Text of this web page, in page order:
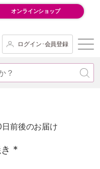
オンラインショップ
ログイン･会員登録
前後のお届け
*